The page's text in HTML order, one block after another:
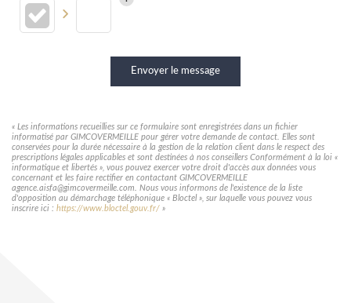
Envoyer le message
« Les informations recueillies sur ce formulaire sont enregistrées dans un fichier
informatisé par GIMCOVERMEILLE pour gérer votre demande de contact. Elles sont
conservées pour la durée nécessaire à la gestion de la relation client dans le respect des
prescriptions légales applicables et sont destinées à nos conseillers Conformément à la loi «
informatique et libertés », vous pouvez exercer votre droit d'accès aux données vous
concernant et les faire rectifier en contactant GIMCOVERMEILLE
agence.aisfa@gimcovermeille.com. Nous vous informons de l'existence de la liste
d'opposition au démarchage téléphonique « Bloctel », sur laquelle vous pouvez vous
inscrire ici : https://www.bloctel.gouv.fr/ »